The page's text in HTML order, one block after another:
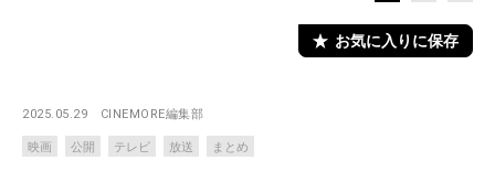
お気に入りに保存
2025.05.29 CINEMORE編集部
映画 公開 テレビ 放送 まとめ